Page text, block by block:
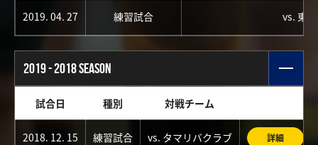
2019. 04. 27 練習試合 vs. 東
2019 - 2018 SEASON
試合日 種別 対戦チーム
2018. 12. 15 練習試合 vs. タマリバクラブ 詳細